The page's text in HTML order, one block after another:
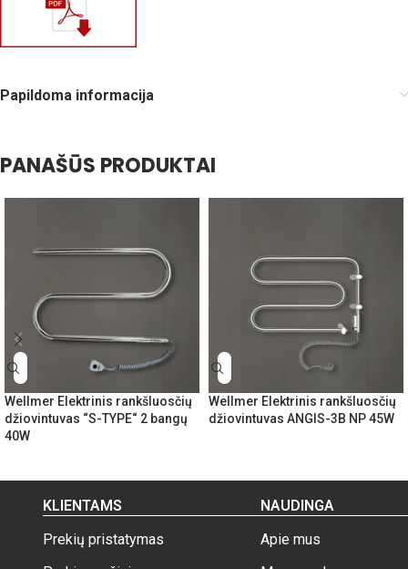
Papildoma informacija
PANAŠŪS PRODUKTAI
Wellmer Elektrinis rankšluosčių
džiovintuvas “S-TYPE“ 2 bangų
40W
Wellmer Elektrinis rankšluosčių
džiovintuvas ANGIS-3B NP 45W
KLIENTAMS
Prekių pristatymas
NAUDINGA
Apie mus